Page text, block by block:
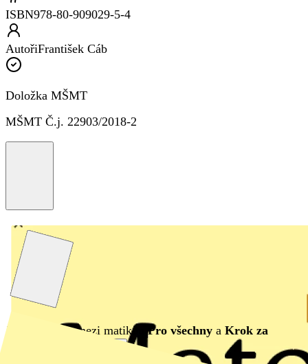
ISBN978-80-909029-5-4
AutořiFrantišek Cáb
Doložka MŠMT
MŠMT Č.j. 22903/2018-2
Jaký je rozdíl mezi matikou Pro všechny a Krok za
: